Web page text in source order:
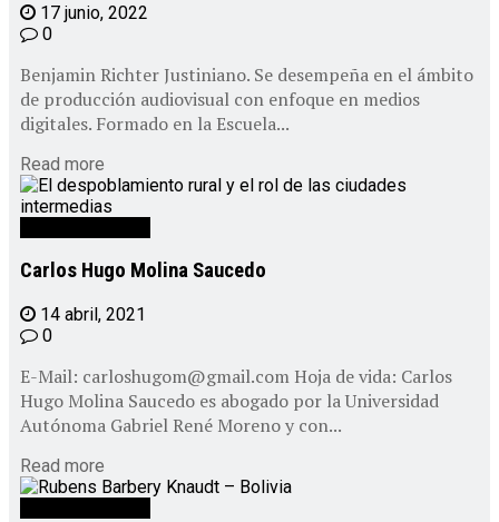
17 junio, 2022
0
Benjamin Richter Justiniano. Se desempeña en el ámbito
de producción audiovisual con enfoque en medios
digitales. Formado en la Escuela...
Read more
Carlos Hugo Molina Saucedo
14 abril, 2021
0
E-Mail: carloshugom@gmail.com Hoja de vida: Carlos
Hugo Molina Saucedo es abogado por la Universidad
Autónoma Gabriel René Moreno y con...
Read more